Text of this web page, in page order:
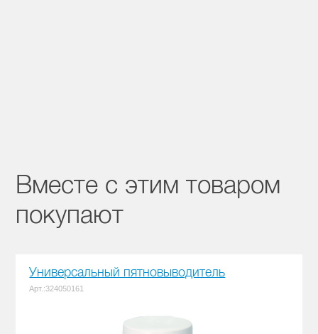
Вместе с этим товаром
покупают
Универсальный пятновыводитель
Арт.:324050161